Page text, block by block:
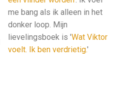
me bang als ik alleen in het
donker loop. Mijn
lievelingsboek is 'Wat Viktor
voelt. Ik ben verdrietig.'